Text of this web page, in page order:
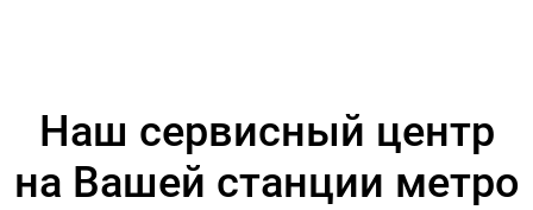
Наш сервисный центр
на Вашей станции метро